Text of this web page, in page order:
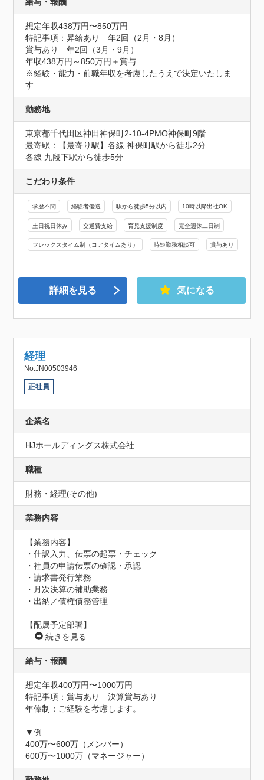
給与・報酬
想定年収438万円〜850万円
特記事項：昇給あり　年2回（2月・8月）
賞与あり　年2回（3月・9月）
年収438万円～850万円＋賞与
※経験・能力・前職年収を考慮したうえで決定いたしま
す
勤務地
東京都千代田区神田神保町2-10-4PMO神保町9階
最寄駅：【最寄り駅】各線 神保町駅から徒歩2分
各線 九段下駅から徒歩5分
こだわり条件
学歴不問 経験者優遇 駅から徒歩5分以内 10時以降出社OK
土日祝日休み 交通費支給 育児支援制度 完全週休二日制
フレックスタイム制（コアタイムあり） 時短勤務相談可 賞与あり
詳細を見る 気になる
経理
No.JN00503946
正社員
企業名
HJホールディングス株式会社
職種
財務・経理(その他)
業務内容
【業務内容】
・仕訳入力、伝票の起票・チェック
・社員の申請伝票の確認・承認
・請求書発行業務
・月次決算の補助業務
・出納／債権債務管理
...
続きを見る
給与・報酬
想定年収400万円〜1000万円
特記事項：賞与あり　決算賞与あり
年俸制：ご経験を考慮します。
▼例
400万〜600万（メンバー）
600万〜1000万（マネージャー）